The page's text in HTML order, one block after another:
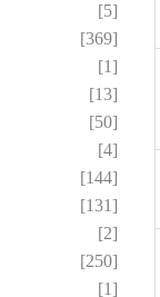
[5]
[369]
[1]
[13]
[50]
[4]
[144]
[131]
[2]
[250]
[1]